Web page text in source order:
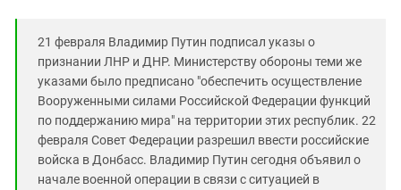
21 февраля Владимир Путин подписал указы о
признании ЛНР и ДНР. Министерству обороны теми же
указами было предписано "обеспечить осуществление
Вооруженными силами Российской Федерации функций
по поддержанию мира" на территории этих республик. 22
февраля Совет Федерации разрешил ввести российские
войска в Донбасс. Владимир Путин сегодня объявил о
начале военной операции в связи с ситуацией в